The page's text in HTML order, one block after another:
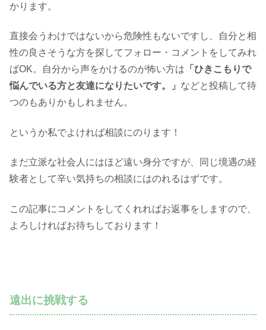
かります。
直接会うわけではないから危険性もないですし、自分と相
性の良さそうな方を探してフォロー・コメントをしてみれ
ばOK。自分から声をかけるのが怖い方は 「ひきこもりで
悩んでいる方と友達になりたいです。」 などと投稿して待
つのもありかもしれません。
というか私でよければ相談にのります！
まだ立派な社会人にはほど遠い身分ですが、同じ境遇の経
験者として辛い気持ちの相談にはのれるはずです。
この記事にコメントをしてくれればお返事をしますので、
よろしければお待ちしております！
遠出に挑戦する